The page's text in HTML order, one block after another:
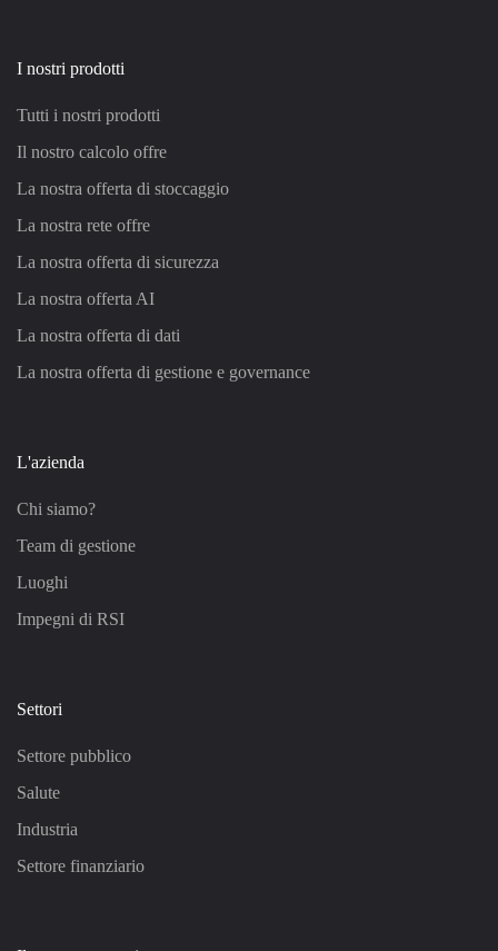
I nostri prodotti
Tutti i nostri prodotti
Il nostro calcolo offre
La nostra offerta di stoccaggio
La nostra rete offre
La nostra offerta di sicurezza
La nostra offerta AI
La nostra offerta di dati
La nostra offerta di gestione e governance
L'azienda
Chi siamo?
Team di gestione
Luoghi
Impegni di RSI
Settori
Settore pubblico
Salute
Industria
Settore finanziario